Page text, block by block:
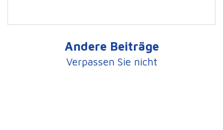
Andere Beiträge
Verpassen Sie nicht